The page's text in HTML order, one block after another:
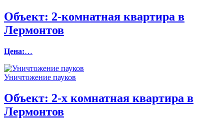
Объект: 2-комнатная квартира в
Лермонтов
Цена:…
Уничтожение пауков
Объект: 2-х комнатная квартира в
Лермонтов